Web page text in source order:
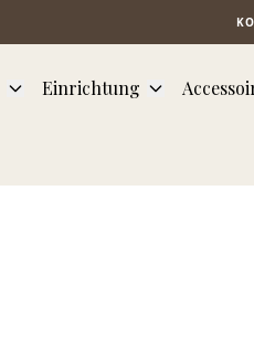
Einrichtung